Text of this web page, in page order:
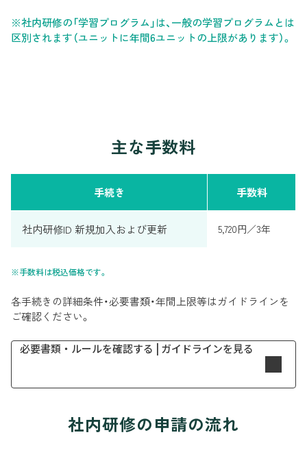
※社内研修の「学習プログラム」は、一般の学習プログラムとは
区別されます（ユニットに年間6ユニットの上限があります）。
主な手数料
手続き 手数料
社内研修ID 新規加入および更新 5,720円／3年
※手数料は税込価格です。
各手続きの詳細条件・必要書類・年間上限等はガイドラインを
ご確認ください。
必要書類・ルールを確認する | ガイドラインを見る
社内研修の申請の流れ